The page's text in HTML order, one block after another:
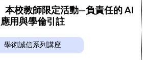
本校教師限定活動—負責任的 AI
應用與學倫引註
學術誠信系列講座